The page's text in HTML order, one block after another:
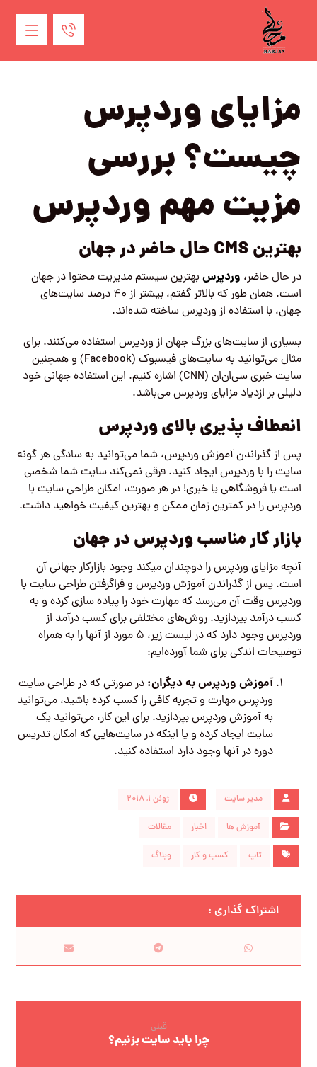
مزایای وردپرس
چیست؟ بررسی
مزیت مهم وردپرس
بهترین CMS حال حاضر در جهان
در حال حاضر، وردپرس بهترین سیستم مدیریت محتوا در جهان
است. همان طور که بالاتر گفتم، بیشتر از ۴۰ درصد سایت‌های
جهان، با استفاده از وردپرس ساخته شده‌اند.
بسیاری از سایت‌های بزرگ جهان از وردپرس استفاده می‌کنند. برای
مثال می‌توانید به سایت‌های فیسبوک (Facebook) و همچنین
سایت خبری سی‌ان‌ان (CNN) اشاره کنیم. این استفاده جهانی خود
دلیلی بر ازدیاد مزایای وردپرس می‌باشد.
انعطاف پذیری بالای وردپرس
پس از گذراندن آموزش وردپرس، شما می‌توانید به سادگی هر گونه
سایت را با وردپرس ایجاد کنید. فرقی نمی‌کند سایت شما شخصی
است یا فروشگاهی یا خبری! در هر صورت، امکان طراحی سایت با
وردپرس را در کمترین زمان ممکن و بهترین کیفیت خواهید داشت.
بازار کار مناسب وردپرس در جهان
آنچه مزایای وردپرس را دوچندان میکند وجود بازارکار جهانی آن
است. پس از گذراندن آموزش وردپرس و فراگرفتن طراحی سایت با
وردپرس وقت آن می‌رسد که مهارت خود را پیاده سازی کرده و به
کسب درآمد بپردازید. روش‌های مختلفی برای کسب درآمد از
وردپرس وجود دارد که در لیست زیر، ۵ مورد از آنها را به همراه
توضیحات اندکی برای شما آورده‌ایم:
آموزش وردپرس به دیگران: در صورتی که در طراحی سایت
وردپرس مهارت و تجربه کافی را کسب کرده باشید، می‌توانید
به آموزش وردپرس بپردازید. برای این کار، می‌توانید یک
سایت ایجاد کرده و یا اینکه در سایت‌هایی که امکان تدریس
دوره در آنها وجود دارد استفاده کنید.
مدیر سایت ژوئن ۱, ۲۰۱۸
آموزش ها اخبار مقالات
تاپ کسب و کار وبلاگ
قبلی
چرا باید سایت بزنیم؟